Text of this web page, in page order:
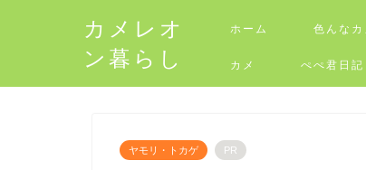
カメレオ
ン暮らし
ホーム 色んな
カメ ぺぺ君日記
ヤモリ・トカゲ PR